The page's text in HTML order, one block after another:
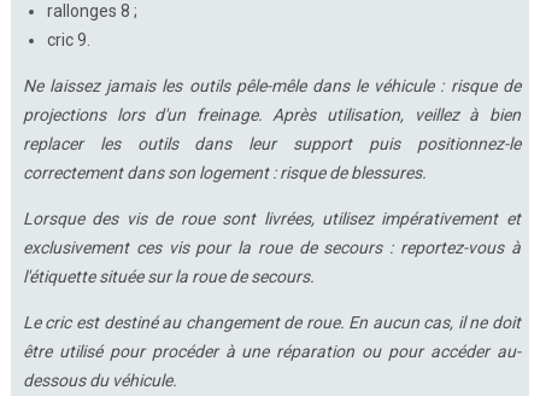
rallonges 8 ;
cric 9.
Ne laissez jamais les outils pêle-mêle dans le véhicule : risque de
projections lors d'un freinage. Après utilisation, veillez à bien
replacer les outils dans leur support puis positionnez-le
correctement dans son logement : risque de blessures.
Lorsque des vis de roue sont livrées, utilisez impérativement et
exclusivement ces vis pour la roue de secours : reportez-vous à
l'étiquette située sur la roue de secours.
Le cric est destiné au changement de roue. En aucun cas, il ne doit
être utilisé pour procéder à une réparation ou pour accéder au-
dessous du véhicule.